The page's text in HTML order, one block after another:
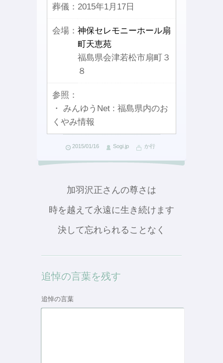
葬儀： 2015年1月17日
会場： 神保セレモニーホール扇
町天恵苑
福島県会津若松市扇町３
８
参照：
・ みんゆうNet : 福島県内のお
くやみ情報
2015/01/16 Sogi.jp か行
加羽沢正さんの尊さは
時を越えて永遠に生き続けます
決して忘れられることなく
追悼の言葉を残す
追悼の言葉